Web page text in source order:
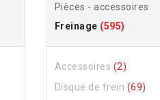
Pièces - accessoires
Freinage (595)
Accessoires (2)
Disque de frein (69)